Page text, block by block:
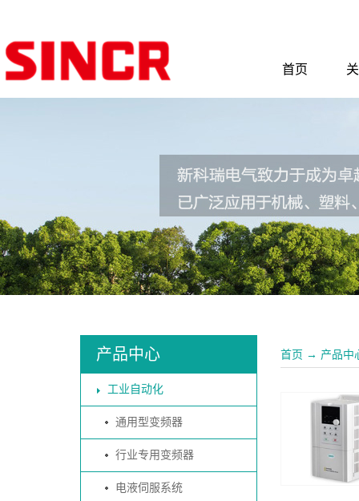
首页
产品中心
工业自动化
通用型变频器
行业专用变频器
电液伺服系统
首页 → 产品中